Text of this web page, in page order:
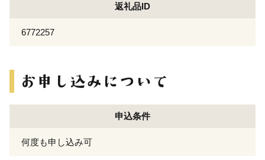
返礼品ID
6772257
申込条件
何度も申し込み可